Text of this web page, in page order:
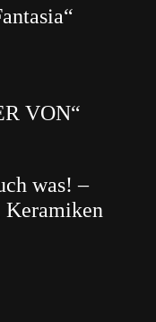
VON“
was! –
Keramiken